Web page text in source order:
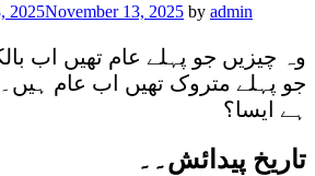
2025November 13, 2025 by admin
وہ چیزیں جو پہلے عام تھیں اب
جو پہلے متروک تھیں اب عام ہیں۔
ہے ایسا؟
تاریخ پیدائش۔۔